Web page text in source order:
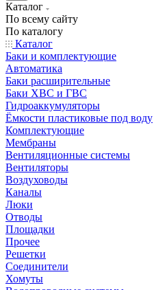
Каталог
По всему сайту
По каталогу
Каталог
Баки и комплектующие
Автоматика
Баки расширительные
Баки ХВС и ГВС
Гидроаккумуляторы
Ёмкости пластиковые под воду
Комплектующие
Мембраны
Вентиляционные системы
Вентиляторы
Воздуховоды
Каналы
Люки
Отводы
Площадки
Прочее
Решетки
Соединители
Хомуты